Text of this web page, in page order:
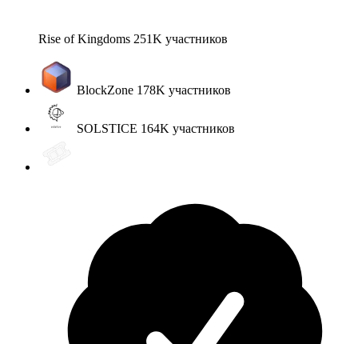
Rise of Kingdoms 251K участников
BlockZone 178K участников
SOLSTICE 164K участников